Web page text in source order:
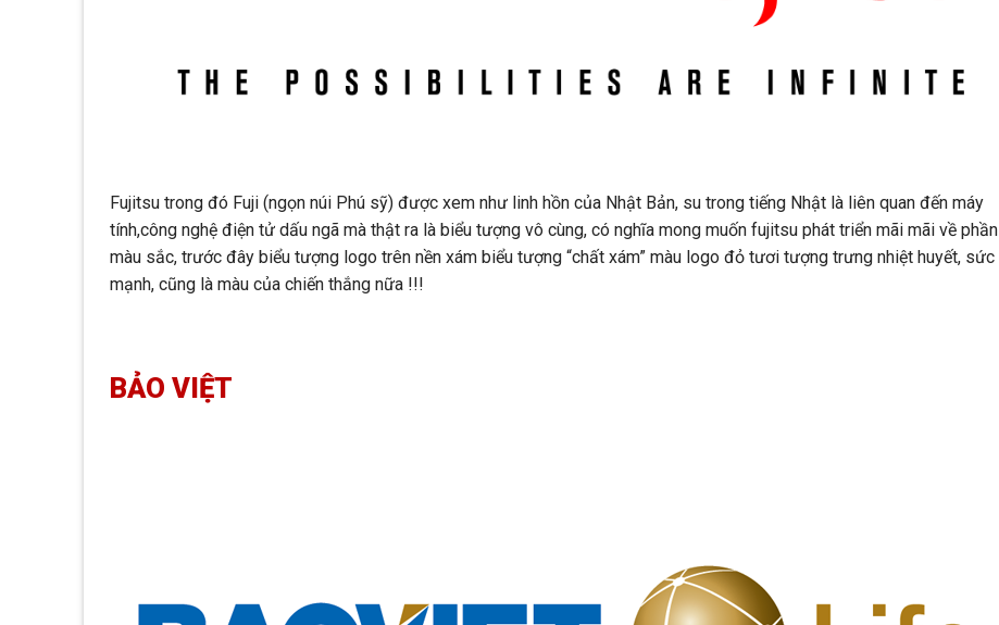
Fujitsu trong đó Fuji (ngọn núi Phú sỹ) được xem như linh hồn của Nhật Bản, su trong tiếng Nhật là liên quan đến máy
tính,công nghệ điện tử dấu ngã mà thật ra là biểu tượng vô cùng, có nghĩa mong muốn fujitsu phát triển mãi mãi về phần
màu sắc, trước đây biểu tượng logo trên nền xám biểu tượng “chất xám” màu logo đỏ tươi tượng trưng nhiệt huyết, sức
mạnh, cũng là màu của chiến thắng nữa !!!
BẢO VIỆT